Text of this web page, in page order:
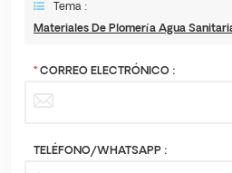
Tema :
* CORREO ELECTRÓNICO :
TELÉFONO/WHATSAPP :